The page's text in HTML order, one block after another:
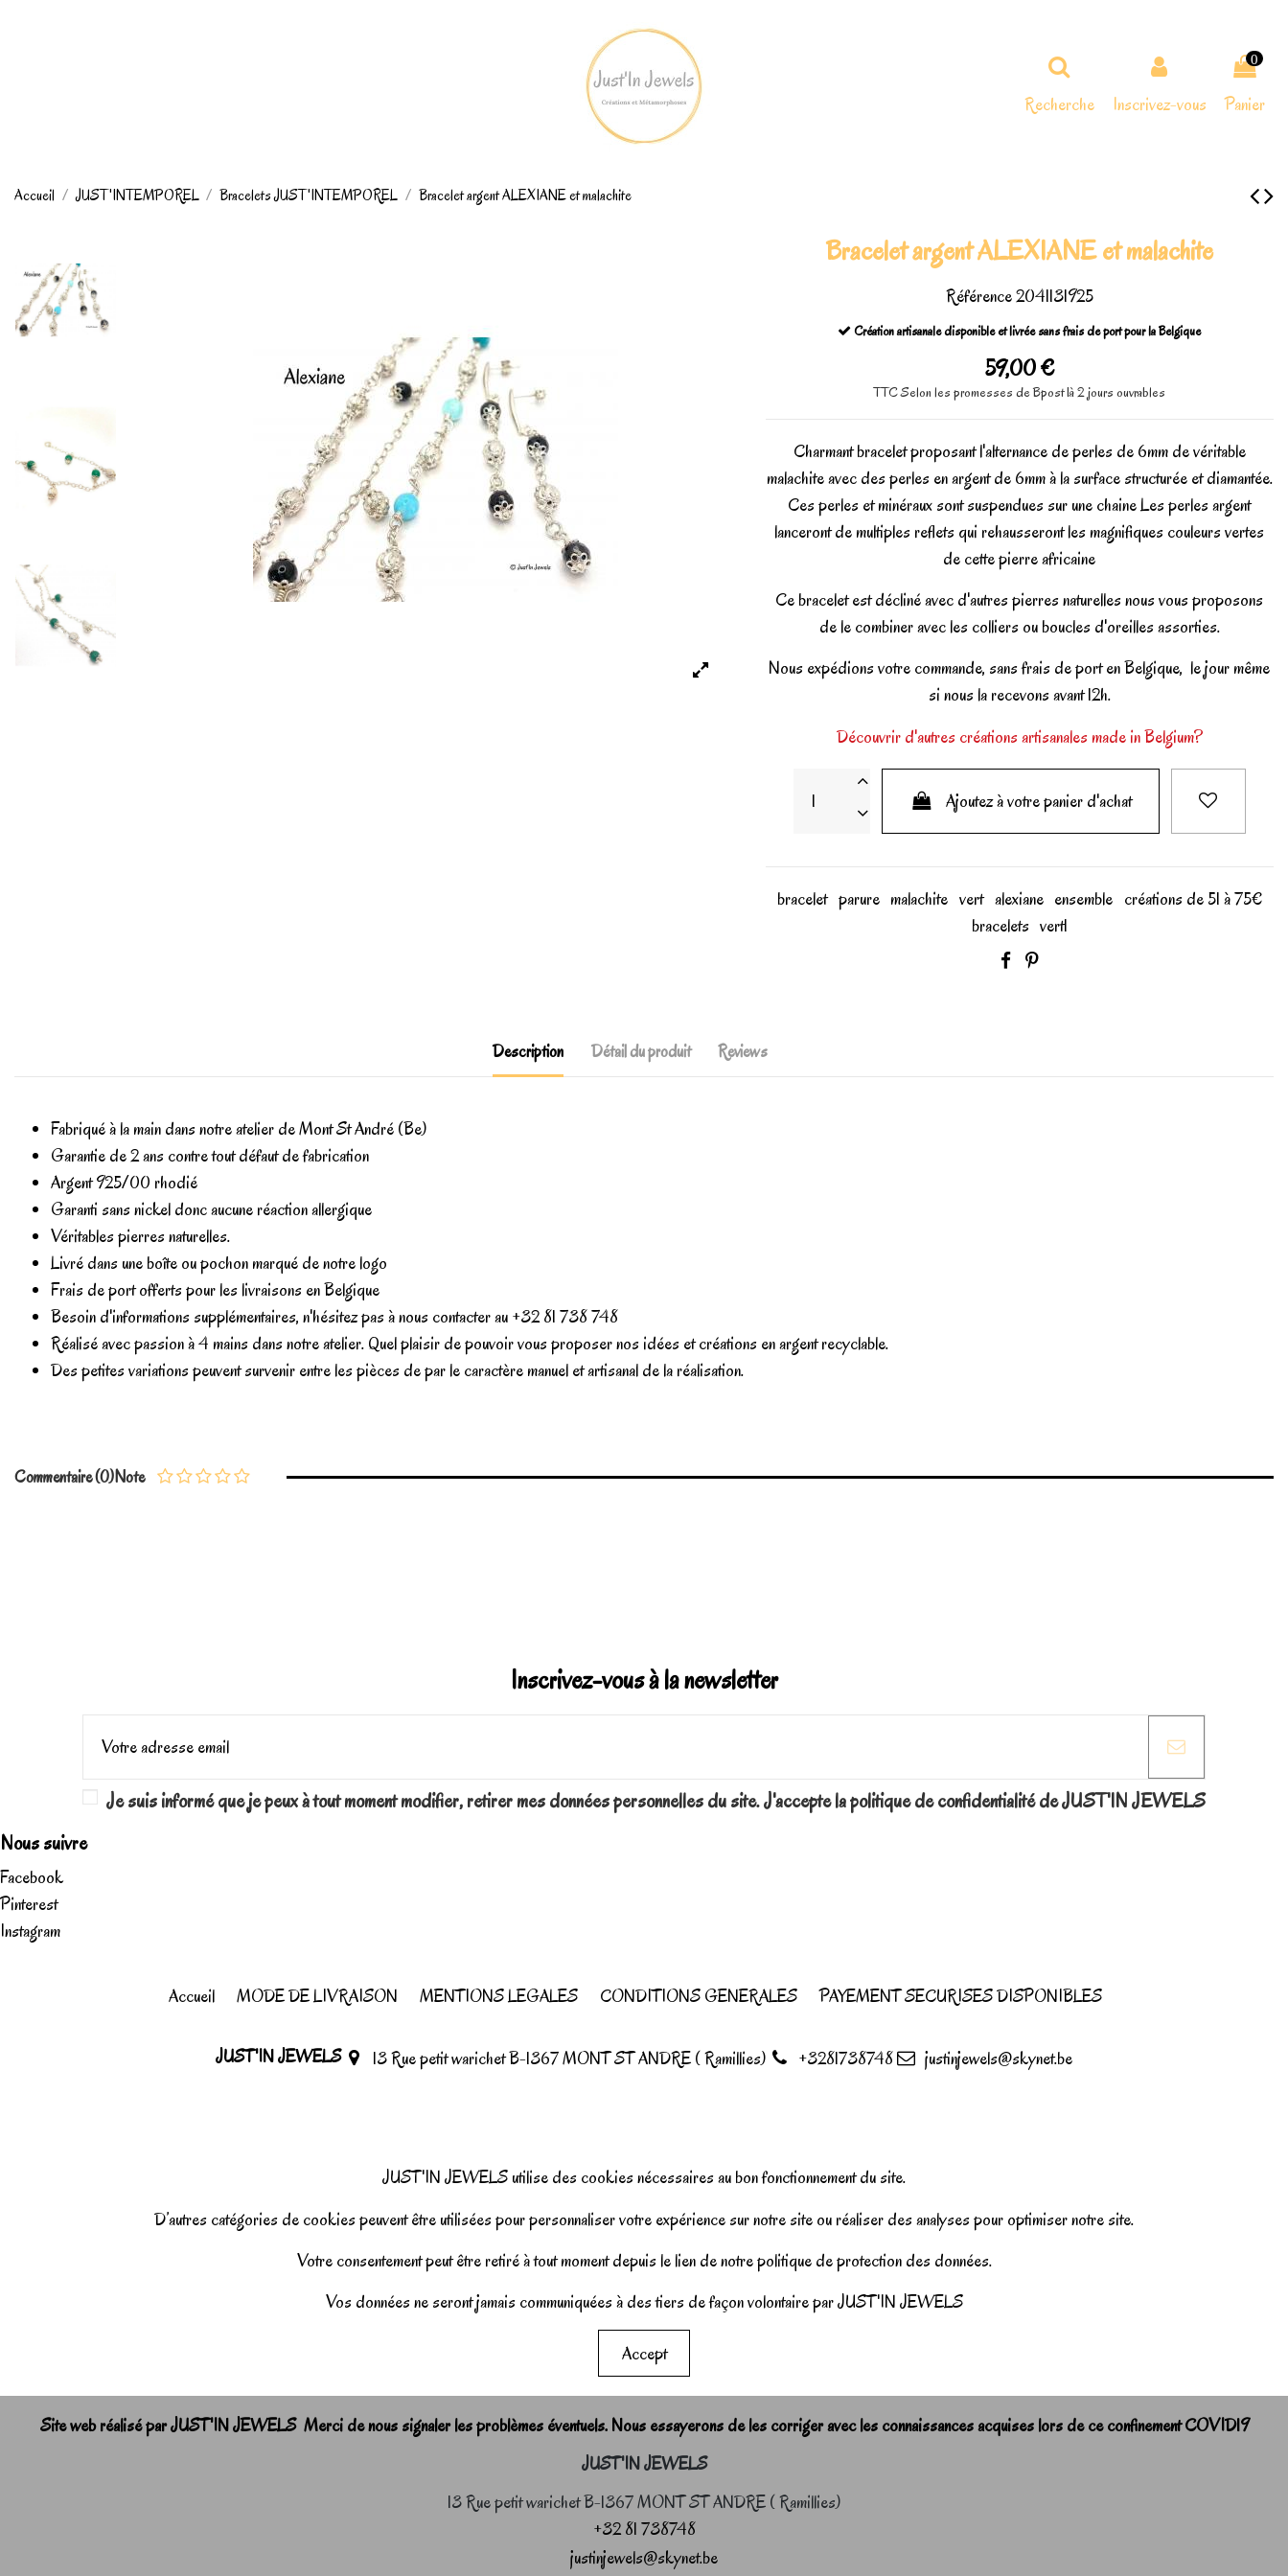
Recherche Inscrivez-vous
0
Panier
Accueil JUST'INTEMPOREL Bracelets JUST'INTEMPOREL Bracelet argent ALEXIANE et malachite
Bracelet argent ALEXIANE et malachite
Référence2041131925
Création artisanale disponible et livrée sans frais de port pour la Belgique
59,00 €
TTCSelon les promesses de Bpost 1à 2 jours ouvrables
Charmant bracelet proposant l'alternance de perles de 6mm de véritable
malachite avec des perles en argent de 6mm à la surface structurée et diamantée.
Ces perles et minéraux sont suspendues sur une chaine Les perles argent
lanceront de multiples reflets qui rehausseront les magnifiques couleurs vertes
de cette pierre africaine
Ce bracelet est décliné avec d'autres pierres naturelles nous vous proposons
de le combiner avec les colliers ou boucles d'oreilles assorties.
Nous expédions votre commande, sans frais de port en Belgique, le jour même
si nous la recevons avant 12h.
Découvrir d'autres créations artisanales made in Belgium?
Ajoutez à votre panier d'achat
bracelet parure malachite vert alexiane ensemble créations de 51 à 75€
bracelets vert1
Description Détail du produit Reviews
Fabriqué à la main dans notre atelier de Mont St André (Be)
Garantie de 2 ans contre tout défaut de fabrication
Argent 925/00 rhodié
Garanti sans nickel donc aucune réaction allergique
Véritables pierres naturelles.
Livré dans une boîte ou pochon marqué de notre logo
Frais de port offerts pour les livraisons en Belgique
Besoin d'informations supplémentaires, n'hésitez pas à nous contacter au +32 81 738 748
Réalisé avec passion à 4 mains dans notre atelier. Quel plaisir de pouvoir vous proposer nos idées et créations en argent recyclable.
Des petites variations peuvent survenir entre les pièces de par le caractère manuel et artisanal de la réalisation.
Note
Commentaire (0)
Inscrivez-vous à la newsletter
Je suis informé que je peux à tout moment modifier, retirer mes données personnelles du site. J'accepte la politique de confidentialité de JUST'IN JEWELS
Nous suivre
Facebook
Pinterest
Instagram
Accueil MODE DE LIVRAISON MENTIONS LEGALES CONDITIONS GENERALES PAYEMENT SECURISES DISPONIBLES
JUST'IN JEWELS 13 Rue petit warichet B-1367 MONT ST ANDRE ( Ramillies) +3281738748 justinjewels@skynet.be
JUST'IN JEWELS utilise des cookies nécessaires au bon fonctionnement du site.
D’autres catégories de cookies peuvent être utilisées pour personnaliser votre expérience sur notre site ou réaliser des analyses pour optimiser notre site.
Votre consentement peut être retiré à tout moment depuis le lien de notre politique de protection des données.
Vos données ne seront jamais communiquées à des tiers de façon volontaire par JUST'IN JEWELS
Accept
Site web réalisé par JUST'IN JEWELS Merci de nous signaler les problèmes éventuels. Nous essayerons de les corriger avec les connaissances acquises lors de ce confinement COVID19
JUST'IN JEWELS
13 Rue petit warichet B-1367 MONT ST ANDRE ( Ramillies)
+32 81 738748
justinjewels@skynet.be